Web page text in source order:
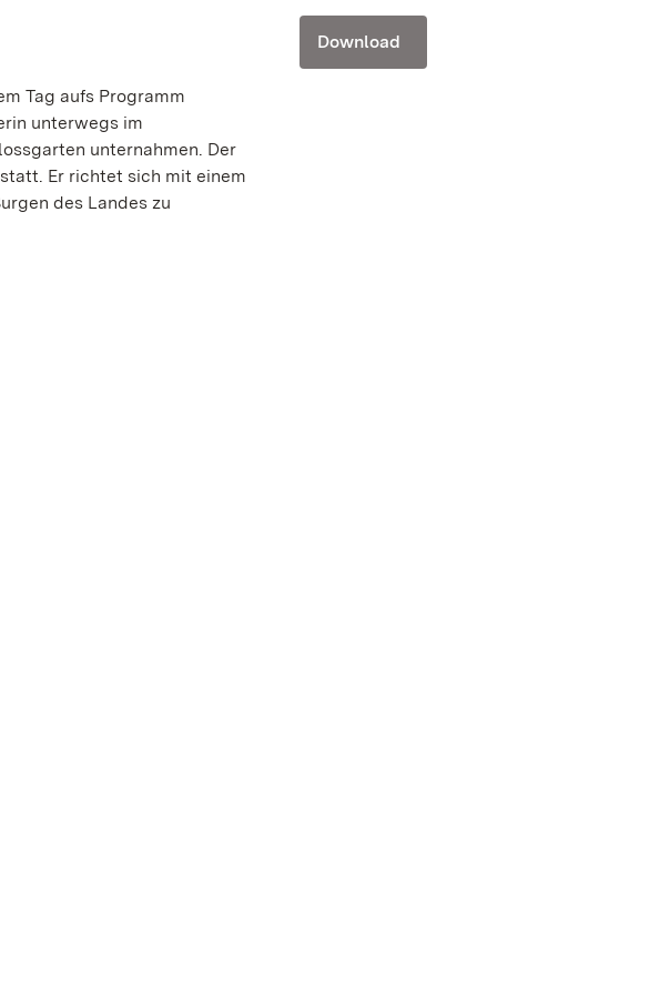
Tag aufs Programm
unterwegs im
unternahmen. Der
Er richtet sich mit einem
des Landes zu
Download